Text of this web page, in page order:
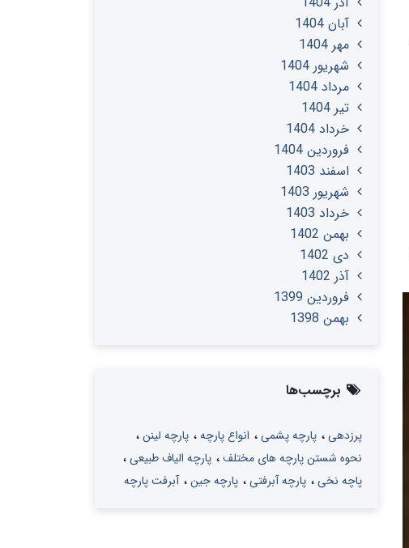
آبان 1404
مهر 1404
شهریور 1404
مرداد 1404
تير 1404
خرداد 1404
فروردین 1404
اسفند 1403
شهریور 1403
خرداد 1403
بهمن 1402
دی 1402
آذر 1402
فروردین 1399
بهمن 1398
برچسب‌ها
پرزدهی پارچه پشمی انواع پارچه
پارچه لینن
نحوه شستن پارچه های مختلف
پارچه الیاف طبیعی
پاچه نخی
پارچه آبرفتی پارچه جین آبرفت پارچه